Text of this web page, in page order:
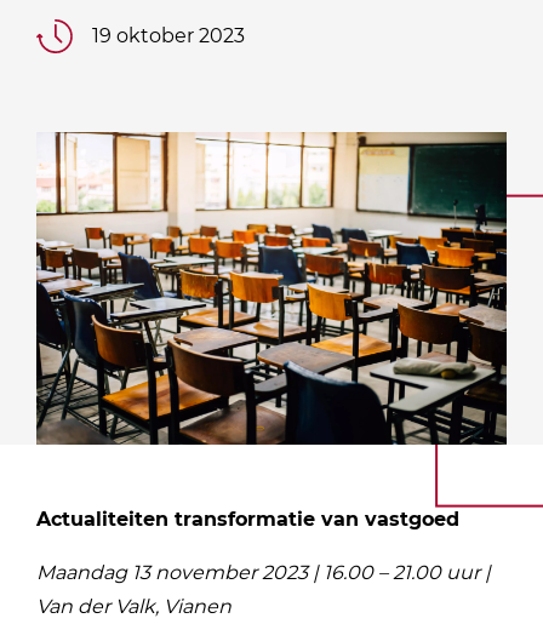
19 oktober 2023
Actualiteiten transformatie van vastgoed
Maandag 13 november 2023 | 16.00 – 21.00 uur |
Van der Valk, Vianen